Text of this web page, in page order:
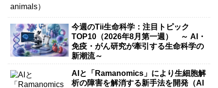
今週のTii生命科学：注目トピック
TOP10（2026年8月第一週） ～ AI・
免疫・がん研究が牽引する生命科学の
新潮流～
AIと「Ramanomics」により生細胞解
析の障害を解消する新手法を開発（AI